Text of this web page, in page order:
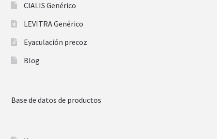
CIALIS Genérico
LEVITRA Genérico
Eyaculación precoz
Blog
Base de datos de productos